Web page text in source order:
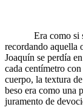
Era como si su
recordando aquella
Joaquín se perdía
cada centímetro
cuerpo, la textura
beso era como una
juramento de